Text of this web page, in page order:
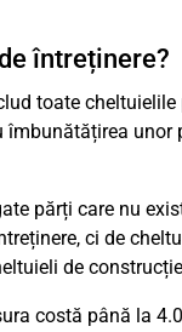
întreținere?
toate
îmbunătățirea
părți care nu
ci de
de
costă până la